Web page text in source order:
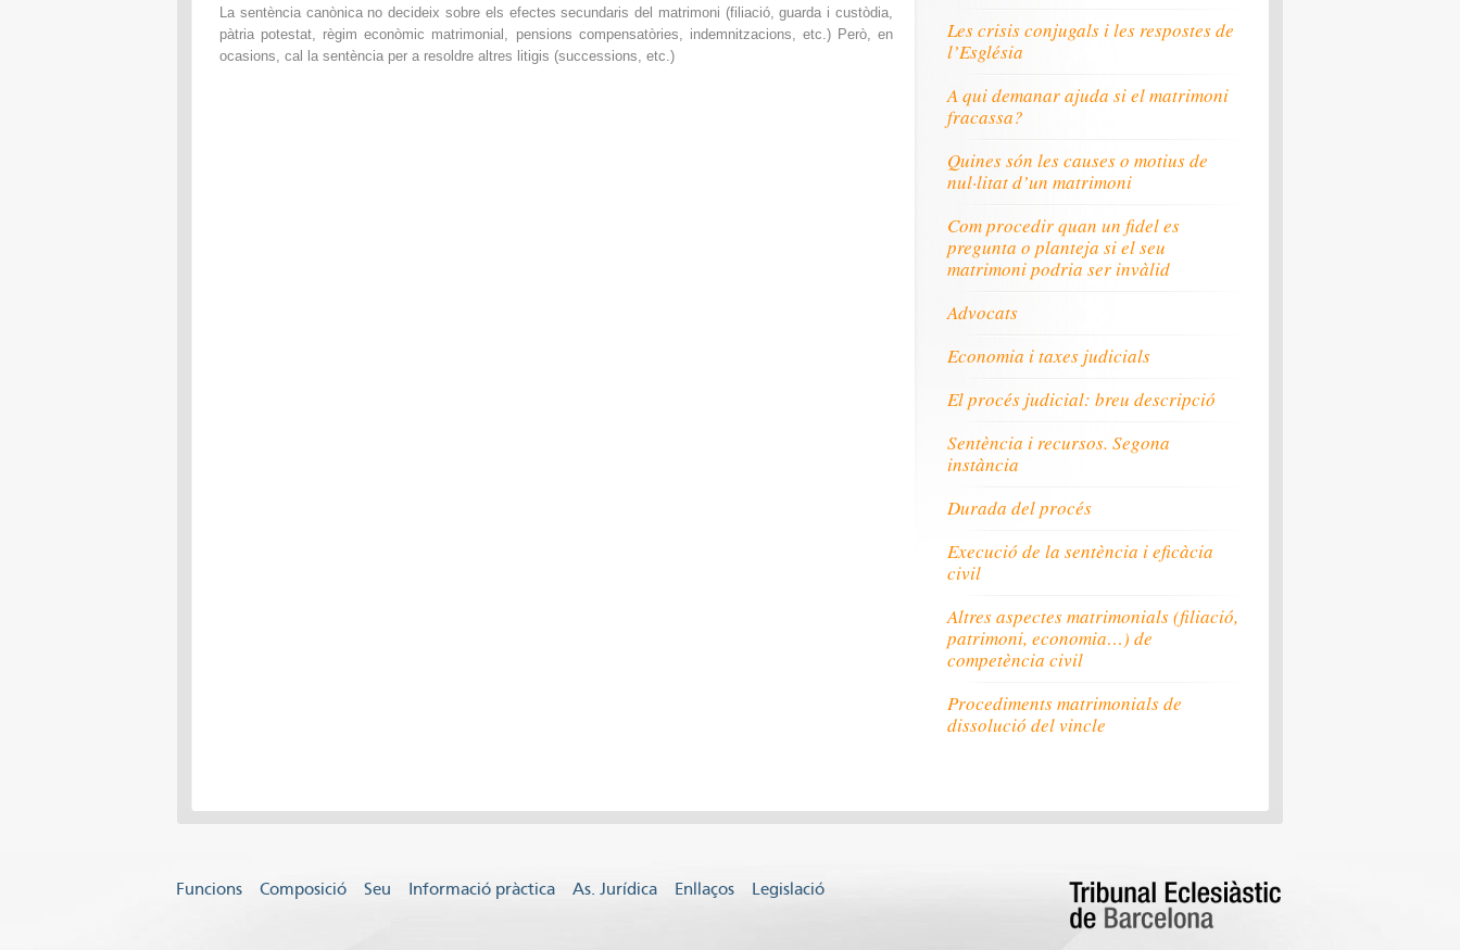
La sentència canònica no decideix sobre els efectes secundaris del matrimoni (filiació, guarda i custòdia,
pàtria potestat, règim econòmic matrimonial, pensions compensatòries, indemnitzacions, etc.) Però, en
ocasions, cal la sentència per a resoldre altres litigis (successions, etc.)
Les crisis conjugals i les respostes de
l’Església
A qui demanar ajuda si el matrimoni
fracassa?
Quines són les causes o motius de
nul·litat d’un matrimoni
Com procedir quan un fidel es
pregunta o planteja si el seu
matrimoni podria ser invàlid
Advocats
Economia i taxes judicials
El procés judicial: breu descripció
Sentència i recursos. Segona
instància
Durada del procés
Execució de la sentència i eficàcia
civil
Altres aspectes matrimonials (filiació,
patrimoni, economia…) de
competència civil
Procediments matrimonials de
dissolució del vincle
Funcions Composició Seu Informació pràctica As. Jurídica Enllaços Legislació